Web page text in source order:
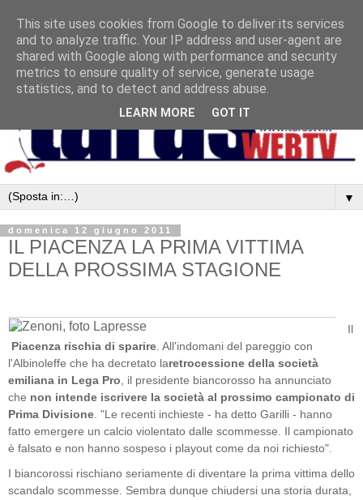
▼
domenica 12 giugno 2011
IL PIACENZA LA PRIMA VITTIMA
DELLA PROSSIMA STAGIONE
Il
Piacenza rischia di sparire. All'indomani del pareggio con
l'Albinoleffe che ha decretato laretrocessione della società
emiliana in Lega Pro, il presidente biancorosso ha annunciato
che non intende iscrivere la società al prossimo campionato di
Prima Divisione. "Le recenti inchieste - ha detto Garilli - hanno
fatto emergere un calcio violentato dalle scommesse. Il campionato
è falsato e non hanno sospeso i playout come da noi richiesto".
I biancorossi rischiano seriamente di diventare la prima vittima dello
scandalo scommesse. Sembra dunque chiudersi una storia durata,
This site uses cookies from Google to deliver its services
and to analyze traffic. Your IP address and user-agent are
shared with Google along with performance and security
metrics to ensure quality of service, generate usage
statistics, and to detect and address abuse.
LEARN MORE GOT IT